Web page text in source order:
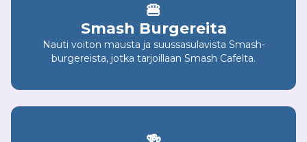
🍔
Smash Burgereita
Nauti voiton mausta ja suussasulavista Smash-
burgereista, jotka tarjoillaan Smash Cafelta.